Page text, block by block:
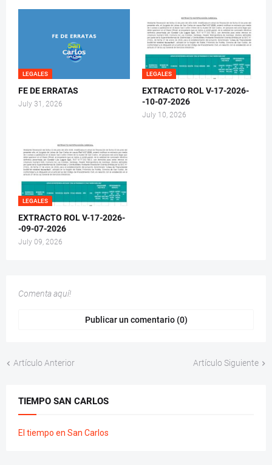
LEGALES
FE DE ERRATAS
July 31, 2026
LEGALES
EXTRACTO ROL V-17-2026-
-10-07-2026
July 10, 2026
LEGALES
EXTRACTO ROL V-17-2026-
-09-07-2026
July 09, 2026
Comenta aquí!
Publicar un comentario (0)
Artículo Anterior Artículo Siguiente
TIEMPO SAN CARLOS
El tiempo en San Carlos